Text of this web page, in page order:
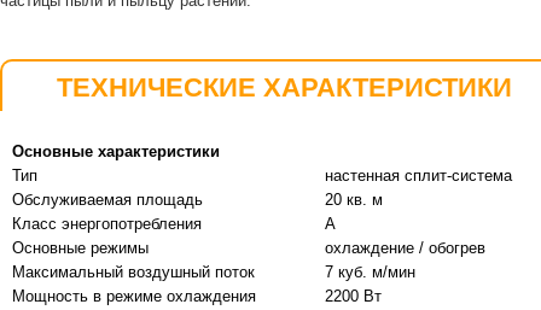
ТЕХНИЧЕСКИЕ ХАРАКТЕРИСТИКИ
Основные характеристики
Тип
настенная сплит-система
Обслуживаемая площадь
20 кв. м
Класс энергопотребления
A
Основные режимы
охлаждение / обогрев
Максимальный воздушный поток
7 куб. м/мин
Мощность в режиме охлаждения
2200 Вт